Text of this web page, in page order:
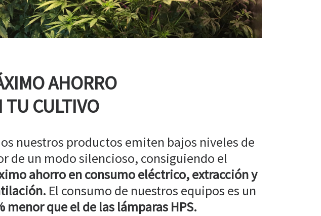
AHORRO
TU CULTIVO
nuestros productos emiten bajos niveles de
de un modo silencioso, consiguiendo el
ahorro en consumo eléctrico, extracción y
El consumo de nuestros equipos es un
menor que el de las lámparas HPS.